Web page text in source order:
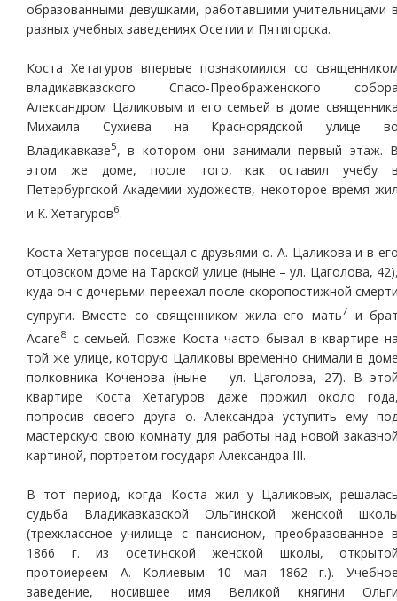
образованными девушками, работавшими учительницами
разных учебных заведениях Осетии и Пятигорска.
Коста Хетагуров впервые познакомился со
владикавказского Спасо-Преображенского
Александром Цаликовым и его семьей в доме
Михаила Сухиева на Краснорядской улице
Владикавказе5, в котором они занимали первый этаж.
этом же доме, после того, как оставил учебу
Петербургской Академии художеств, некоторое время
и К. Хетагуров6.
Коста Хетагуров посещал с друзьями о. А. Цаликова и в
отцовском доме на Тарской улице (ныне – ул. Цаголова,
куда он с дочерьми переехал после скоропостижной
супруги. Вместе со священником жила его мать7 и
Асаге8 с семьей. Позже Коста часто бывал в квартире
той же улице, которую Цаликовы временно снимали в
полковника Коченова (ныне – ул. Цаголова, 27). В
квартире Коста Хетагуров даже прожил около
попросив своего друга о. Александра уступить ему
мастерскую свою комнату для работы над новой
картиной, портретом государя Александра III.
В тот период, когда Коста жил у Цаликовых,
судьба Владикавказской Ольгинской женской
(трехклассное училище с пансионом, преобразованное
1866 г. из осетинской женской школы,
протоиереем А. Колиевым 10 мая 1862 г.).
заведение, носившее имя Великой княгини